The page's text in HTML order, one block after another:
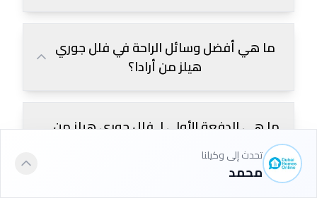
تحدث إلى وكيلنا
محمد
ما هي أفضل وسائل الراحة في فلل جوري
هيلز من أرادا؟
ما هي الدفعة الأولى لـ فلل جوري هيلز من